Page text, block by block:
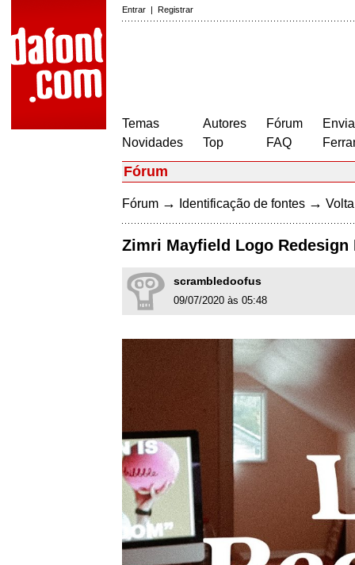
Entrar | Registrar
Temas
Novidades
Autores
Top
Fórum
FAQ
Fórum
Fórum → Identificação de fontes →
Zimri Mayfield Logo Redesign
scrambledoofus
09/07/2020 às 05:48